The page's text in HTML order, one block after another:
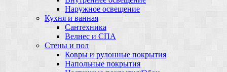
Наружное освещение
Кухня и ванная
Сантехника
Велнес и СПА
Стены и пол
Ковры и рулонные покрытия
Напольные покрытия